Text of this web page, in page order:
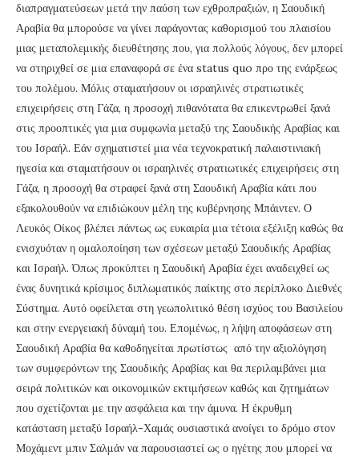
διαπραγματεύσεων μετά την παύση των εχθροπραξιών, η Σαουδική
Αραβία θα μπορούσε να γίνει παράγοντας καθορισμού του πλαισίου
μιας μεταπολεμικής διευθέτησης που, για πολλούς λόγους, δεν μπορεί
να στηριχθεί σε μια επαναφορά σε ένα status quo προ της ενάρξεως
του πολέμου. Μόλις σταματήσουν οι ισραηλινές στρατιωτικές
επιχειρήσεις στη Γάζα, η προσοχή πιθανότατα θα επικεντρωθεί ξανά
στις προοπτικές για μια συμφωνία μεταξύ της Σαουδικής Αραβίας και
του Ισραήλ. Εάν σχηματιστεί μια νέα τεχνοκρατική παλαιστινιακή
ηγεσία και σταματήσουν οι ισραηλινές στρατιωτικές επιχειρήσεις στη
Γάζα, η προσοχή θα στραφεί ξανά στη Σαουδική Αραβία κάτι που
εξακολουθούν να επιδιώκουν μέλη της κυβέρνησης Μπάιντεν. Ο
Λευκός Οίκος βλέπει πάντως ως ευκαιρία μια τέτοια εξέλιξη καθώς θα
ενισχυόταν η ομαλοποίηση των σχέσεων μεταξύ Σαουδικής Αραβίας
και Ισραήλ. Όπως προκύπτει η Σαουδική Αραβία έχει αναδειχθεί ως
ένας δυνητικά κρίσιμος διπλωματικός παίκτης στο περίπλοκο Διεθνές
Σύστημα. Αυτό οφείλεται στη γεωπολιτικό θέση ισχύος του Βασιλείου
και στην ενεργειακή δύναμή του. Επομένως, η λήψη αποφάσεων στη
Σαουδική Αραβία θα καθοδηγείται πρωτίστως από την αξιολόγηση
των συμφερόντων της Σαουδικής Αραβίας και θα περιλαμβάνει μια
σειρά πολιτικών και οικονομικών εκτιμήσεων καθώς και ζητημάτων
που σχετίζονται με την ασφάλεια και την άμυνα. Η έκρυθμη
κατάσταση μεταξύ Ισραήλ-Χαμάς ουσιαστικά ανοίγει το δρόμο στον
Μοχάμεντ μπιν Σαλμάν να παρουσιαστεί ως ο ηγέτης που μπορεί να